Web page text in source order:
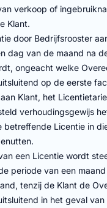
verkoop of
Klant.
door Bedrijfsrooster
dag van de maand na
ongeacht welke
op de eerste
Klant, het
verhoudingsgewijs
betreffende Licentie in
een Licentie wordt
periode van een
tenzij de Klant de
in het geval